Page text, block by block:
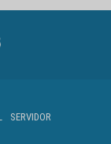
SERVIDOR